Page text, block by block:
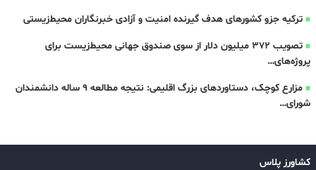
ترکیه جزو کشورهای هدف گیرنده امنیت و آزادی خبرنگاران محیط‌زیستی
تصویب ۳۷۲ میلیون دلار از سوی صندوق جهانی محیط‌زیست برای
پروژه‌های…
مزارع کوچک، دستاوردهای بزرگ اقلیمی: نتیجه مطالعه‌ ۹ ساله دانشمندان
شورای…
کشاورز پلاس